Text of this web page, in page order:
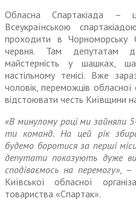
Обласна Спартакіада –
Всеукраїнською
проходити в Чорноморську
червня. Там депутатам
майстерність у шашках,
настільному тенісі. Вже
чоловік, переможців
відстоювати честь Київщини на
«В минулому році ми зайняли
ти команд. На цей рік
будемо боротися за перші
депутати показують дуже
сподіваємось на перемогу», –
Київської обласної
товариства «Спартак».